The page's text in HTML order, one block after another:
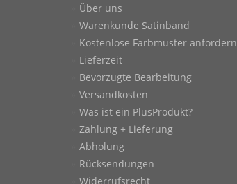
Über uns
Warenkunde Satinband
Kostenlose Farbmuster anfordern
Lieferzeit
Bevorzugte Bearbeitung
Versandkosten
Was ist ein PlusProdukt?
Zahlung + Lieferung
Abholung
Rücksendungen
Widerrufsrecht